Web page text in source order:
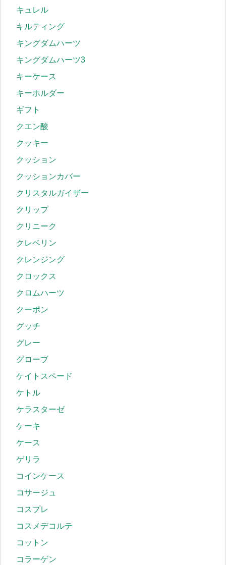
キュレル
キルティング
キングダムハーツ
キングダムハーツ3
キーケース
キーホルダー
ギフト
クエン酸
クッキー
クッション
クッションカバー
クリスタルガイザー
クリップ
クリニーク
クレベリン
クレンジング
クロックス
クロムハーツ
クーポン
グッチ
グレー
グローブ
ケイトスペード
ケトル
ケラスターゼ
ケーキ
ケース
ゲリラ
コインケース
コサージュ
コスプレ
コスメデコルテ
コットン
コラーゲン